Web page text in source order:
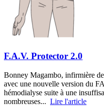
F.A.V. Protector 2.0
Bonney Magambo, infirmière
avec une nouvelle version du
hémodialyse suite à une
nombreuses... Lire l'article